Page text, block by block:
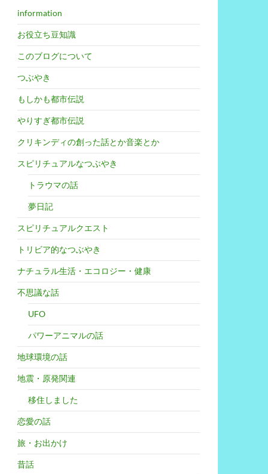
information
お役立ち豆知識
このブログについて
つぶやき
もしかも都市伝説
やりすぎ都市伝説
クリキンディの創った話とか音楽とか
スピリチュアルなつぶやき
トラウマの話
夢日記
スピリチュアルクエスト
トリビア的なつぶやき
ナチュラル生活・エコロジー・健康
不思議な話
UFO
パワーアニマルの話
地球環境の話
地震・原発関連
移住しました
恋愛の話
旅・お出かけ
昔話